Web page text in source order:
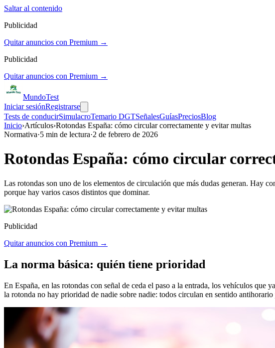
Saltar al contenido
Publicidad
Quitar anuncios con Premium →
Publicidad
Quitar anuncios con Premium →
MundoTest
Iniciar sesiónRegistrarse
Tests de conducirSimulacroTemario DGTSeñalesGuíasPreciosBlog
Inicio›Artículos›Rotondas España: cómo circular correctamente y evitar multas
Normativa·5 min de lectura·2 de febrero de 2026
Rotondas España: cómo circular
Las rotondas son uno de los elementos de circulación que más dudas generan. Hay
porque hay varios casos distintos que dominar.
Publicidad
Quitar anuncios con Premium →
La norma básica: quién tiene prioridad
En España, en las rotondas con señal de ceda el paso a la entrada, los vehículos
la rotonda no hay prioridad de nadie sobre nadie: todos circulan en sentido